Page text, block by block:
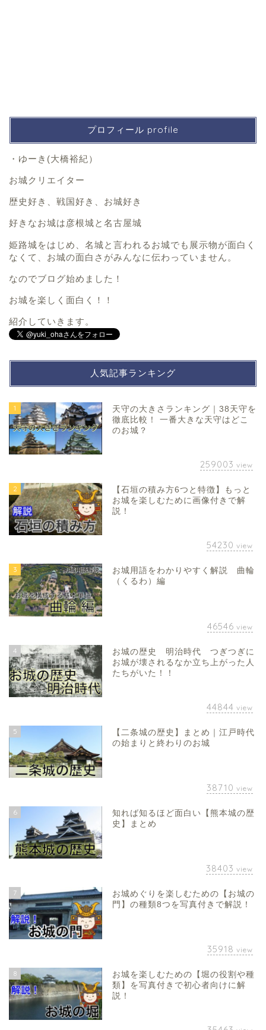
プロフィール profile
・ゆーき(大橋裕紀）
お城クリエイター
歴史好き、戦国好き、お城好き
好きなお城は彦根城と名古屋城
姫路城をはじめ、名城と言われるお城でも展示物が面白く
なくて、お城の面白さがみんなに伝わっていません。
なのでブログ始めました！
お城を楽しく面白く！！
紹介していきます。
人気記事ランキング
1
天守の大きさランキング｜38天守を
徹底比較！ 一番大きな天守はどこ
のお城？
259003 view
2
【石垣の積み方6つと特徴】もっと
お城を楽しむために画像付きで解
説！
54230 view
3
お城用語をわかりやすく解説 曲輪
（くるわ）編
46546 view
4
お城の歴史 明治時代 つぎつぎに
お城が壊されるなか立ち上がった人
たちがいた！！
44844 view
5
【二条城の歴史】まとめ｜江戸時代
の始まりと終わりのお城
38710 view
6
知れば知るほど面白い【熊本城の歴
史】まとめ
38403 view
7
お城めぐりを楽しむための【お城の
門】の種類8つを写真付きで解説！
35918 view
8
お城を楽しむための【堀の役割や種
類】を写真付きで初心者向けに解
説！